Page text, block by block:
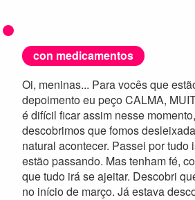
con medicamentos
Oi, meninas... Para vocês que
depoimento eu peço CALMA,
é difícil ficar assim nesse
descobrimos que fomos
natural acontecer. Passei por tudo
estão passando. Mas tenham fé,
que tudo irá se ajeitar. Descobri
no início de março. Já estava